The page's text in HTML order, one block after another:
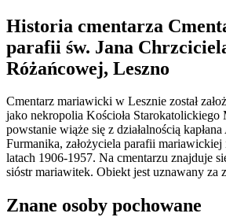
Historia cmentarza
parafii św. Jana
Różańcowej, Leszno
Cmentarz mariawicki w Lesznie został
jako nekropolia Kościoła Starokatolickiego
powstanie wiąże się z działalnością
Furmanika, założyciela parafii
latach 1906-1957. Na cmentarzu znajduje
sióstr mariawitek. Obiekt jest uznawany za
Znane osoby pochowane